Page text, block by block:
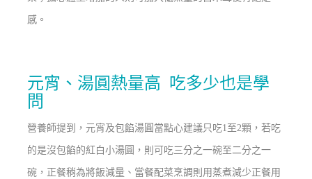
感。
元宵、湯圓熱量高 吃多少也是學
問
營養師提到，元宵及包餡湯圓當點心建議只吃1至2顆，若吃
的是沒包餡的紅白小湯圓，則可吃三分之一碗至二分之一
碗，正餐稍為將飯減量、當餐配菜烹調則用蒸煮減少正餐用